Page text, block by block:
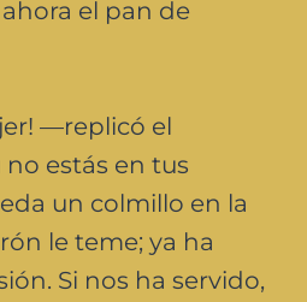
el pan de
—replicó el
estás en tus
un colmillo en la
le teme; ya ha
Si nos ha servido,